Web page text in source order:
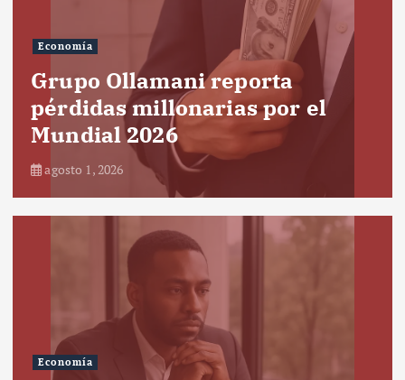
Economía
Grupo Ollamani reporta
pérdidas millonarias por el
Mundial 2026
agosto 1, 2026
Economía